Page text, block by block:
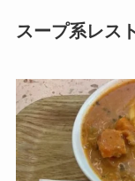
スープ系レス